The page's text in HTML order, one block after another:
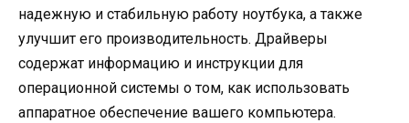
надежную и стабильную работу ноутбука, а также
улучшит его производительность. Драйверы
содержат информацию и инструкции для
операционной системы о том, как использовать
аппаратное обеспечение вашего компьютера.